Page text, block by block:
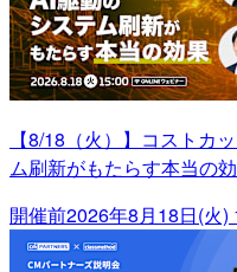
【8/18（火）】コストカ
ム刷新がもたらす本当の
開催前2026年8月18日(火)